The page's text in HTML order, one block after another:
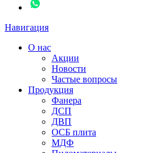
Навигация
О нас
Акции
Новости
Частые вопросы
Продукция
Фанера
ДСП
ДВП
ОСБ плита
МДФ